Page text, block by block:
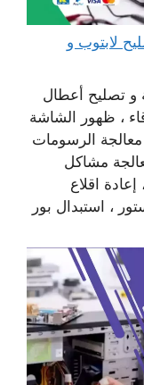
الزور 65511033 تصليح لابتوب و
و تصليح أعطال
، ظهور الشاشة
الرسومات
مشاكل
اقلاع
، استبدال بور